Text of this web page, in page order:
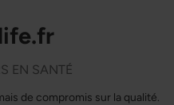
EN SANTÉ
de compromis sur la qualité.